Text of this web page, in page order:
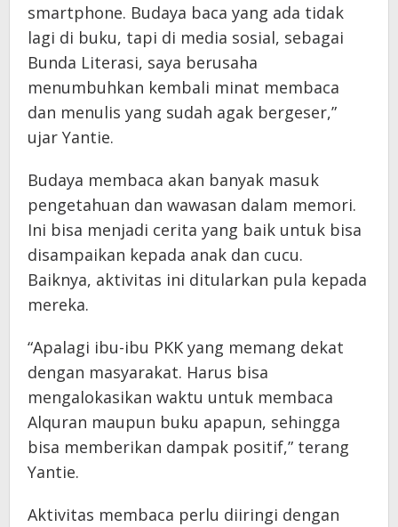
smartphone. Budaya baca yang ada tidak
lagi di buku, tapi di media sosial, sebagai
Bunda Literasi, saya berusaha
menumbuhkan kembali minat membaca
dan menulis yang sudah agak bergeser,”
ujar Yantie.
Budaya membaca akan banyak masuk
pengetahuan dan wawasan dalam memori.
Ini bisa menjadi cerita yang baik untuk bisa
disampaikan kepada anak dan cucu.
Baiknya, aktivitas ini ditularkan pula kepada
mereka.
“Apalagi ibu-ibu PKK yang memang dekat
dengan masyarakat. Harus bisa
mengalokasikan waktu untuk membaca
Alquran maupun buku apapun, sehingga
bisa memberikan dampak positif,” terang
Yantie.
Aktivitas membaca perlu diiringi dengan